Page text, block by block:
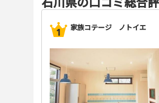
家族コテージ ノトイエ